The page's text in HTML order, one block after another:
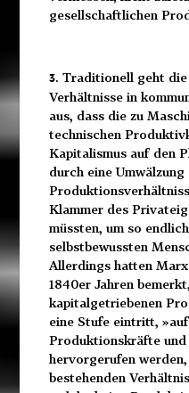
gesellschaftlichen
3. Traditionell geht
Verhältnisse in
aus, dass die zu
technischen
Kapitalismus auf den
durch eine Umwälzung
Klammer des
müssten, um so
selbstbewussten
Allerdings hatten
1840er Jahren
kapitalgetriebenen
eine Stufe eintritt,
Produktionskräfte und
hervorgerufen
bestehenden